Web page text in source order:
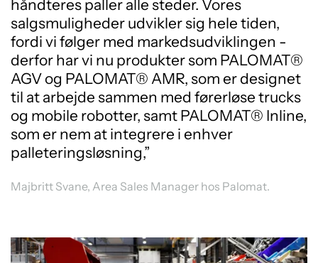
håndteres paller alle steder. Vores
salgsmuligheder udvikler sig hele tiden,
fordi vi følger med markedsudviklingen -
derfor har vi nu produkter som PALOMAT®
AGV og PALOMAT® AMR, som er designet
til at arbejde sammen med førerløse trucks
og mobile robotter, samt PALOMAT® Inline,
som er nem at integrere i enhver
palleteringsløsning,”
Majbritt Svane, Area Sales Manager hos Palomat.